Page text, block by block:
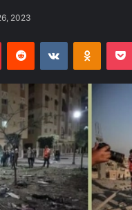
2023
PinterestReddit VKontakte